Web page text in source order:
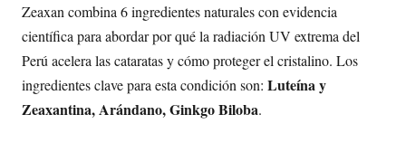
Zeaxan combina 6 ingredientes naturales con evidencia
científica para abordar por qué la radiación UV extrema del
Perú acelera las cataratas y cómo proteger el cristalino. Los
ingredientes clave para esta condición son: Luteína y
Zeaxantina, Arándano, Ginkgo Biloba.